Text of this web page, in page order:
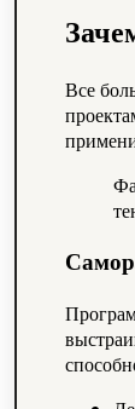
Все